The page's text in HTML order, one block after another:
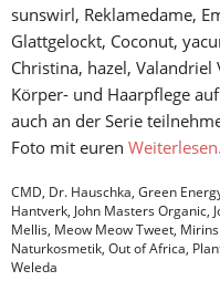
sunswirl, Reklamedame,
Glattgelockt, Coconut,
Christina, hazel,
Körper- und Haarpflege
auch an der Serie
Foto mit euren
CMD, Dr. Hauschka, Green
Hantverk, John Masters Organic,
Mellis, Meow Meow Tweet,
Naturkosmetik, Out of Africa,
Weleda